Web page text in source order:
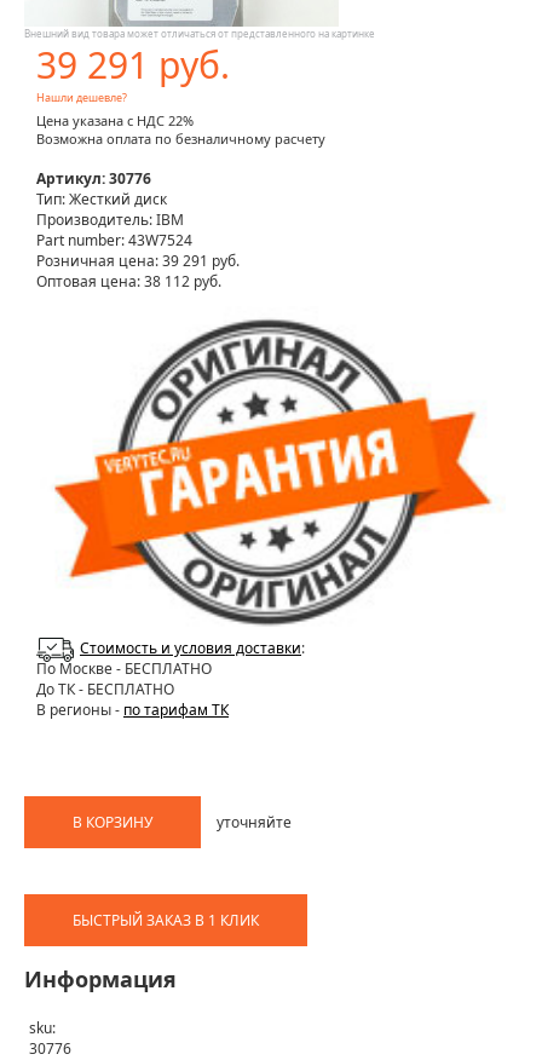
Внешний вид товара может отличаться от представленного на картинке
39 291 руб.
Нашли дешевле?
Цена указана с НДС 22%
Возможна оплата по безналичному расчету
Артикул: 30776
Тип: Жесткий диск
Производитель: IBM
Part number: 43W7524
Розничная цена:39 291 руб.
Оптовая цена: 38 112 руб.
Стоимость и условия доставки:
По Москве- БЕСПЛАТНО
До ТК - БЕСПЛАТНО
В регионы - по тарифам ТК
В КОРЗИНУ уточняйте
БЫСТРЫЙ ЗАКАЗ В 1 КЛИК
Информация
sku:
30776